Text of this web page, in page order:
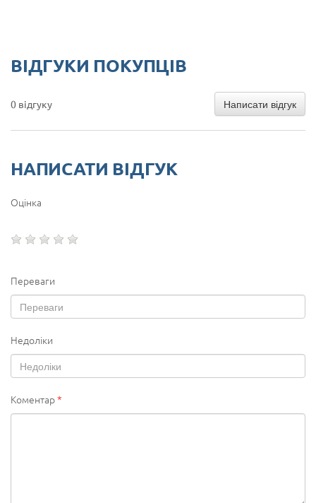
ВІДГУКИ ПОКУПЦІВ
0 відгуку Написати відгук
НАПИСАТИ ВІДГУК
Оцінка
Переваги
Недоліки
Коментар*